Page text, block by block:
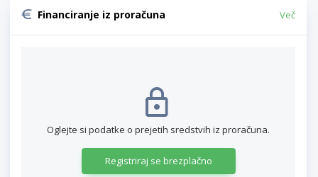
Financiranje iz proračuna Več
Oglejte si podatke o prejetih sredstvih iz proračuna.
Registriraj se brezplačno